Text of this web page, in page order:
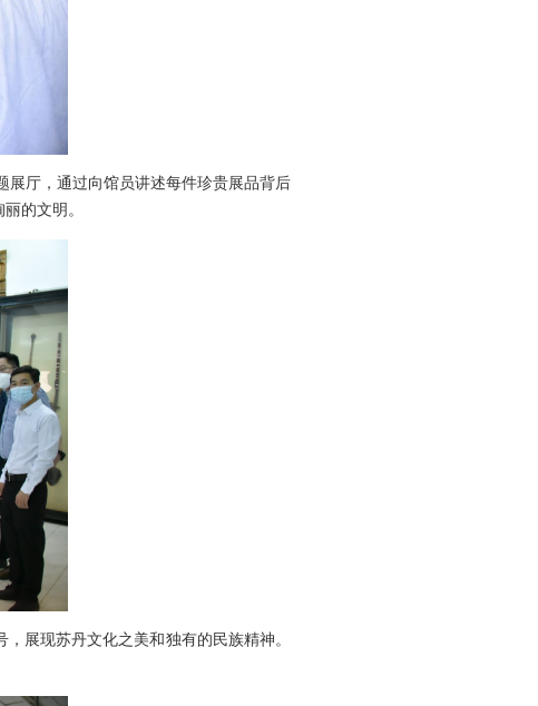
展厅，通过向馆员讲述每件珍贵展品背后
的文明。
展现苏丹文化之美和独有的民族精神。